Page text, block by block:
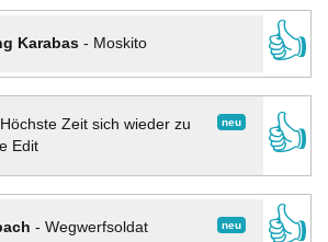
Karabas- Moskito
👍
neu
Höchste Zeit sich wieder zu
Edit
👍
neu
- Wegwerfsoldat
👍